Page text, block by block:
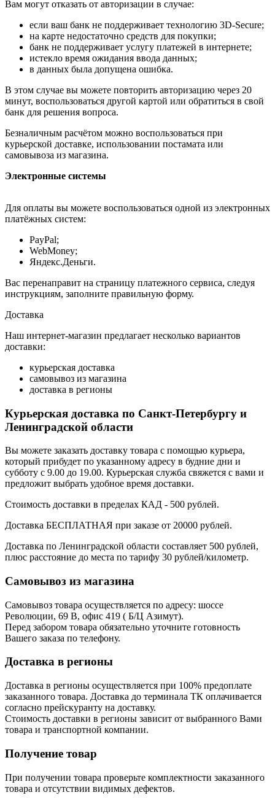
Вам могут отказать от авторизации в случае:
если ваш банк не поддерживает технологию 3D-Secure;
на карте недостаточно средств для покупки;
банк не поддерживает услугу платежей в интернете;
истекло время ожидания ввода данных;
в данных была допущена ошибка.
В этом случае вы можете повторить авторизацию через 20
минут, воспользоваться другой картой или обратиться в свой
банк для решения вопроса.
Безналичным расчётом можно воспользоваться при
курьерской доставке, использовании постамата или
самовывоза из магазина.
Электронные системы
Для оплаты вы можете воспользоваться одной из электронных
платёжных систем:
PayPal;
WebMoney;
Яндекс.Деньги.
Вас перенаправит на страницу платежного сервиса, следуя
инструкциям, заполните правильную форму.
Доставка
Наш интернет-магазин предлагает несколько вариантов
доставки:
курьерская доставка
самовывоз из магазина
доставка в регионы
Курьерская доставка по Санкт-Петербургу и
Ленинградской области
Вы можете заказать доставку товара с помощью курьера,
который прибудет по указанному адресу в будние дни и
субботу с 9.00 до 19.00. Курьерская служба свяжется с вами и
предложит выбрать удобное время доставки.
Стоимость доставки в пределах КАД - 500 рублей.
Доставка БЕСПЛАТНАЯ при заказе от 20000 рублей.
Доставка по Ленинградской области составляет 500 рублей,
плюс расстояние до места по тарифу 30 рублей/километр.
Самовывоз из магазина
Самовывоз товара осуществляется по адресу: шоссе
Революции, 69 В, офис 419 ( Б/Ц Азимут).
Перед забором товара обязательно уточните готовность
Вашего заказа по телефону.
Доставка в регионы
Доставка в регионы осуществляется при 100% предоплате
заказанного товара. Доставка до терминала ТК оплачивается
согласно прейскуранту на доставку.
Стоимость доставки в регионы зависит от выбранного Вами
товара и транспортной компании.
Получение товар
При получении товара проверьте комплектности заказанного
товара и отсутствии видимых дефектов.